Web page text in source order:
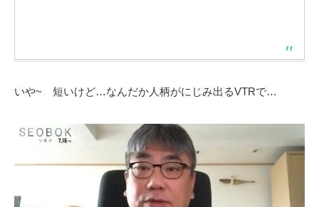
いや~ 短いけど…なんだか人柄がにじみ出るVTRで…